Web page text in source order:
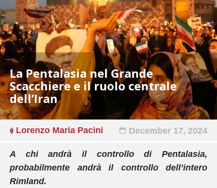
La Pentalasia nel Grande
Scacchiere e il ruolo centrale
dell’Iran
Lorenzo Maria Pacini December 17, 2024
A chi andrà il controllo di Pentalasia,
probabilmente andrà il controllo dell’intero
Rimland.